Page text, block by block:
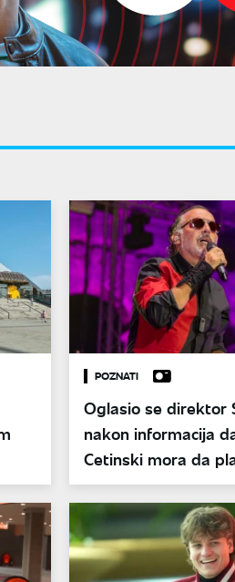
POZNATI
Oglasio se direktor
nakon informacija
Cetinski mora da
100.000 evra